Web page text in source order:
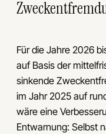
Für die Jahre 2026
auf Basis der
sinkende
im Jahr 2025 auf
wäre eine
Entwarnung: Selbst